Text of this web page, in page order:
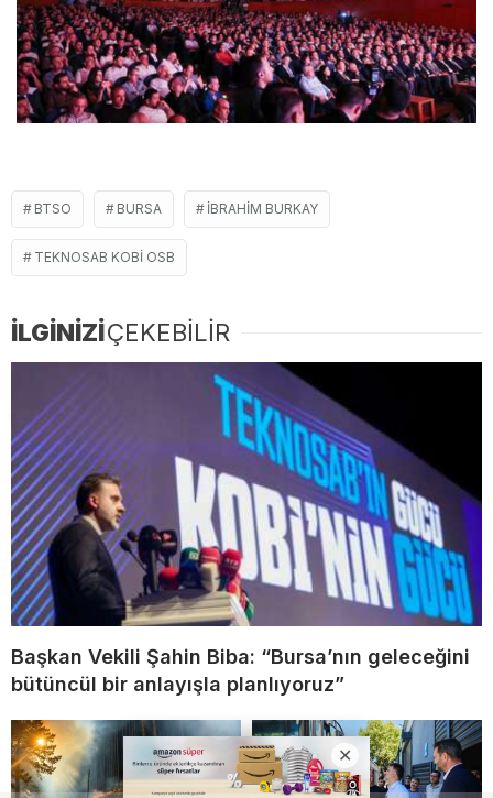
BTSO BURSA İBRAHIM BURKAY
TEKNOSAB KOBİ OSB
İLGİNİZİÇEKEBİLİR
Başkan Vekili Şahin Biba: “Bursa’nın geleceğini
bütüncül bir anlayışla planlıyoruz”